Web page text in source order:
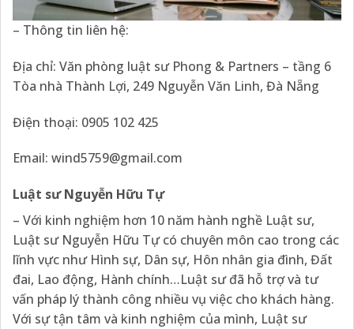
– Thông tin liên hệ:
Địa chỉ: Văn phòng luật sư Phong & Partners – tầng 6
Tòa nhà Thành Lợi, 249 Nguyễn Văn Linh, Đà Nẵng
Điện thoại: 0905 102 425
Email: wind5759@gmail.com
Luật sư Nguyễn Hữu Tự
– Với kinh nghiệm hơn 10 năm hành nghề Luật sư,
Luật sư Nguyễn Hữu Tự có chuyên môn cao trong các
lĩnh vực như Hình sự, Dân sự, Hôn nhân gia đình, Đất
đai, Lao động, Hành chính…Luật sư đã hỗ trợ và tư
vấn pháp lý thành công nhiều vụ việc cho khách hàng.
Với sự tận tâm và kinh nghiệm của mình, Luật sư